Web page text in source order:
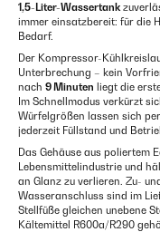
1,5-Liter-Wassertank
immer einsatzbereit: für die
Bedarf.
Der Kompressor-
Unterbrechung – kein
nach 9 Minuten liegt die
Im Schnellmodus verkürzt
Würfelgrößen lassen sich
jederzeit Füllstand und
Das Gehäuse aus poliertem
Lebensmittelindustrie und
an Glanz zu verlieren. Zu-
Wasseranschluss sind im
Stellfüße gleichen unebene
Kältemittel R600a/R290